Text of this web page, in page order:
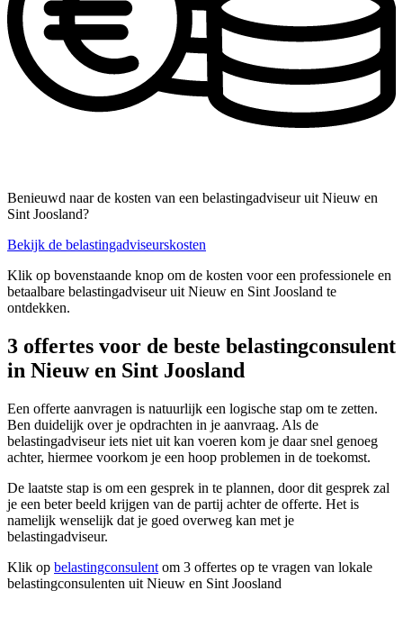
Benieuwd naar de kosten van een belastingadviseur uit Nieuw en
Sint Joosland?
Bekijk de belastingadviseurskosten
Klik op bovenstaande knop om de kosten voor een professionele en
betaalbare belastingadviseur uit Nieuw en Sint Joosland te
ontdekken.
3 offertes voor de beste belastingconsulent
in Nieuw en Sint Joosland
Een offerte aanvragen is natuurlijk een logische stap om te zetten.
Ben duidelijk over je opdrachten in je aanvraag. Als de
belastingadviseur iets niet uit kan voeren kom je daar snel genoeg
achter, hiermee voorkom je een hoop problemen in de toekomst.
De laatste stap is om een gesprek in te plannen, door dit gesprek zal
je een beter beeld krijgen van de partij achter de offerte. Het is
namelijk wenselijk dat je goed overweg kan met je
belastingadviseur.
Klik op belastingconsulent om 3 offertes op te vragen van lokale
belastingconsulenten uit Nieuw en Sint Joosland